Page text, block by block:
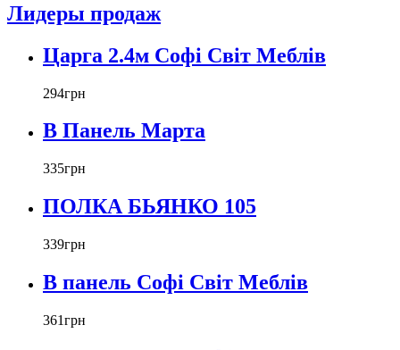
Лидеры продаж
Царга 2.4м Софі Світ Меблів
294грн
В Панель Марта
335грн
ПОЛКА БЬЯНКО 105
339грн
В панель Софі Світ Меблів
361грн